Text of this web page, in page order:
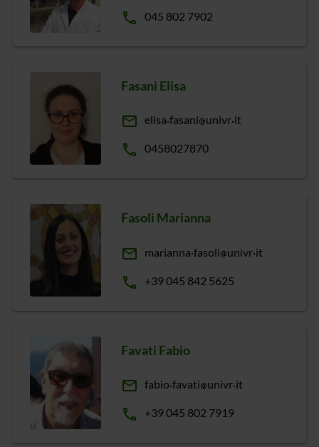
phone 045 802 7902
Fasani Elisa
email elisa fasani univr it
phone 0458027870
Fasoli Marianna
email marianna fasoli univr it
phone +39 045 842 5625
Favati Fabio
email fabio favati univr it
phone +39 045 802 7919